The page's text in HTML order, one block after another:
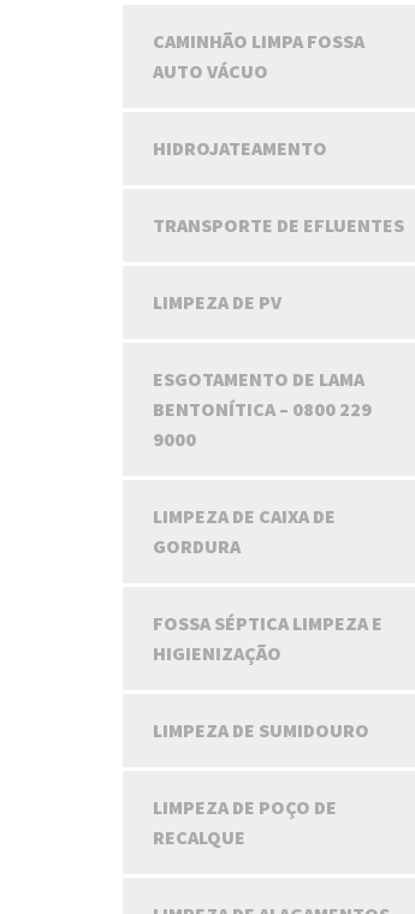
CAMINHÃO LIMPA FOSSA
AUTO VÁCUO
HIDROJATEAMENTO
TRANSPORTE DE EFLUENTES
LIMPEZA DE PV
ESGOTAMENTO DE LAMA
BENTONÍTICA – 0800 229
9000
LIMPEZA DE CAIXA DE
GORDURA
FOSSA SÉPTICA LIMPEZA E
HIGIENIZAÇÃO
LIMPEZA DE SUMIDOURO
LIMPEZA DE POÇO DE
RECALQUE